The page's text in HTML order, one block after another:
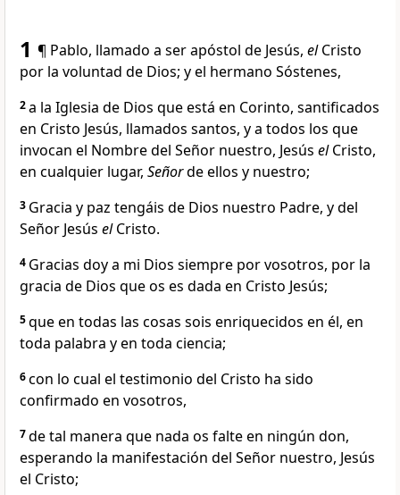
1 ¶ Pablo, llamado a ser apóstol de Jesús, elCristo
por la voluntad de Dios; y el hermano Sóstenes,
2a la Iglesia de Dios que está en Corinto, santificados
en Cristo Jesús, llamados santos, y a todos los que
invocan el Nombre del Señor nuestro, Jesús elCristo,
en cualquier lugar, Señorde ellos y nuestro;
3 Gracia y paz tengáis de Dios nuestro Padre, y del
Señor Jesús elCristo.
4 Gracias doy a mi Dios siempre por vosotros, por la
gracia de Dios que os es dada en Cristo Jesús;
5que en todas las cosas sois enriquecidos en él, en
toda palabra y en toda ciencia;
6con lo cual el testimonio del Cristo ha sido
confirmado en vosotros,
7de tal manera que nada os falte en ningún don,
esperando la manifestación del Señor nuestro, Jesús
el Cristo;